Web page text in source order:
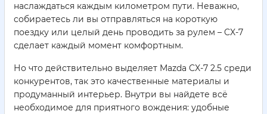
наслаждаться каждым километром пути. Неважно,
собираетесь ли вы отправляться на короткую
поездку или целый день проводить за рулем – CX-7
сделает каждый момент комфортным.
Но что действительно выделяет Mazda CX-7 2.5 среди
конкурентов, так это качественные материалы и
продуманный интерьер. Внутри вы найдете всё
необходимое для приятного вождения: удобные